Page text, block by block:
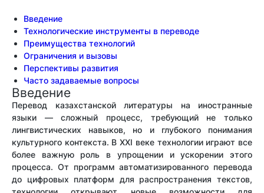
Введение
Технологические инструменты в переводе
Преимущества технологий
Ограничения и вызовы
Перспективы развития
Часто задаваемые вопросы
Введение
Перевод казахстанской литературы на иностранные
языки — сложный процесс, требующий не только
лингвистических навыков, но и глубокого понимания
культурного контекста. В XXI веке технологии играют все
более важную роль в упрощении и ускорении этого
процесса. От программ автоматизированного перевода
до цифровых платформ для распространения текстов,